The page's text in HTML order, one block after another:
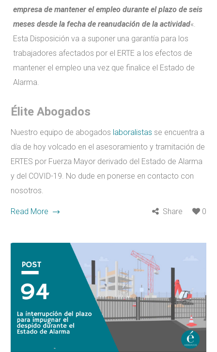
empresa de mantener el empleo durante el plazo de seis
meses desde la fecha de reanudación de la actividad«.
Esta Disposición va a suponer una garantía para los
trabajadores afectados por el ERTE a los efectos de
mantener el empleo una vez que finalice el Estado de
Alarma.
Élite Abogados
Nuestro equipo de abogados laboralistas se encuentra a
día de hoy volcado en el asesoramiento y tramitación de
ERTES por Fuerza Mayor derivado del Estado de Alarma
y del COVID-19. No dude en ponerse en contacto con
nosotros.
Read More Share 0